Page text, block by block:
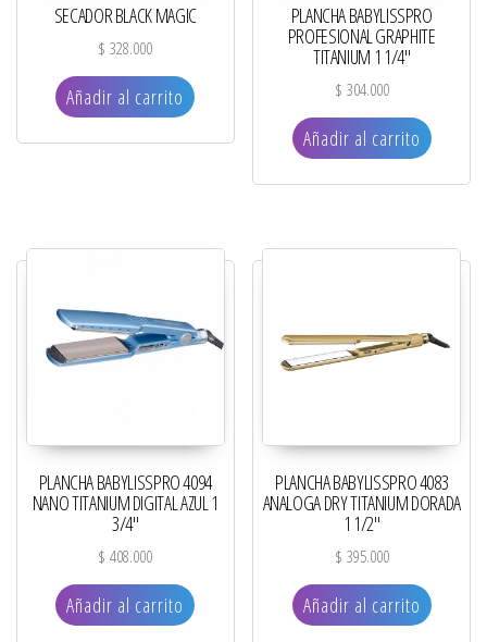
SECADOR BLACK MAGIC
$ 328.000
Añadir al carrito
PLANCHA BABYLISSPRO
PROFESIONAL GRAPHITE
TITANIUM 1 1/4″
$ 304.000
Añadir al carrito
PLANCHA BABYLISSPRO 4094
NANO TITANIUM DIGITAL AZUL 1
3/4″
$ 408.000
Añadir al carrito
PLANCHA BABYLISSPRO 4083
ANALOGA DRY TITANIUM DORADA
1 1/2″
$ 395.000
Añadir al carrito